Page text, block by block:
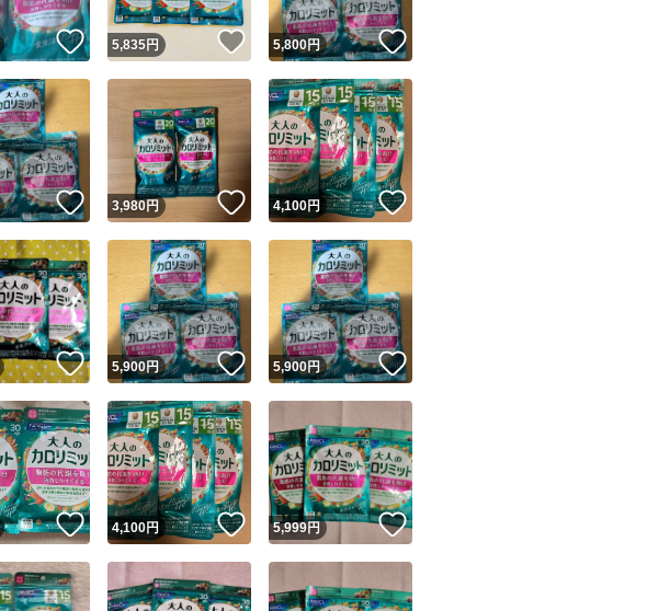
いいね！
5,835円 いいね！
5,800円
いいね！
3,980円 いいね！
4,100円
いいね！
5,900円 いいね！
5,900円
いいね！
4,100円 いいね！
5,999円 いいね！